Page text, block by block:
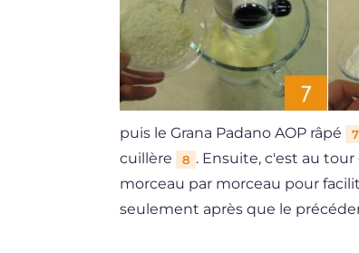
puis le Grana Padano AOP râpé 7
cuillère
8 . Ensuite, c'est au
morceau par morceau pour
seulement après que le